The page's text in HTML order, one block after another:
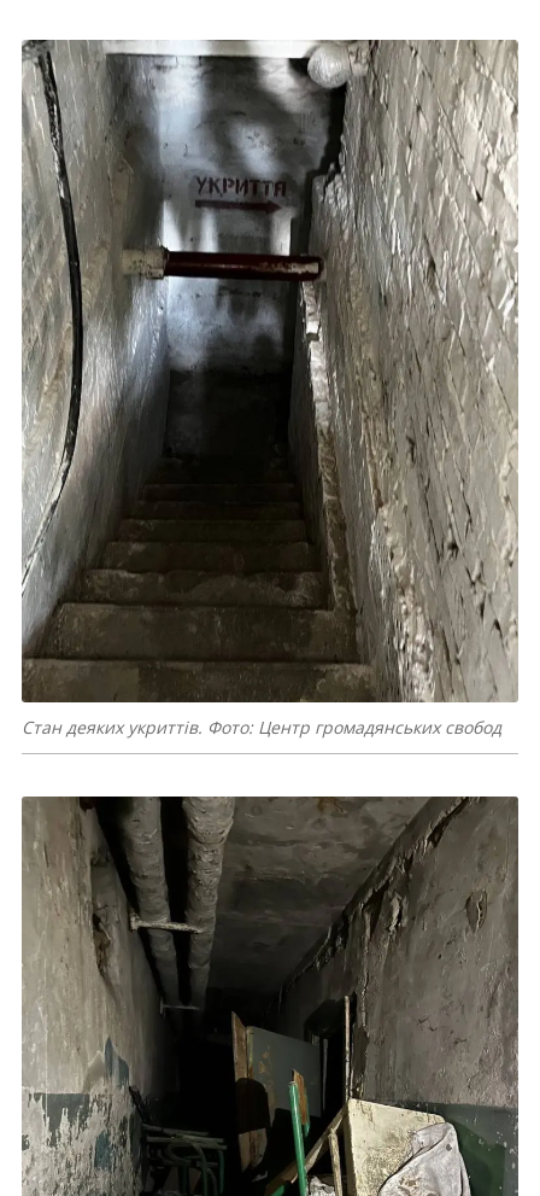
Стан деяких укриттів. Фото: Центр громадянських свобод